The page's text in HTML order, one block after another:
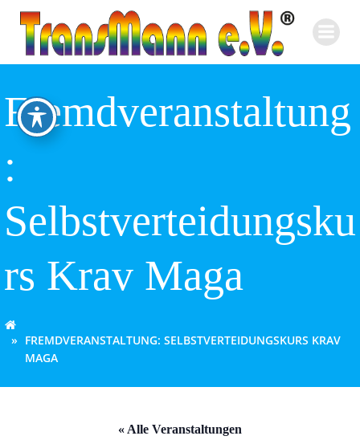
Inhalt
springen
Fremdveranstaltung
:
Selbstverteidungsku
rs Krav Maga
FREMDVERANSTALTUNG: SELBSTVERTEIDUNGSKURS KRAV
MAGA
« Alle Veranstaltungen